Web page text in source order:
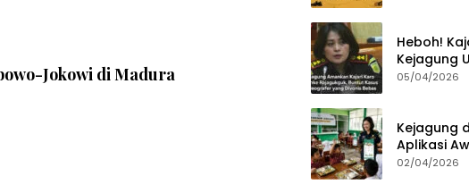
Jokowi di Madura
Heboh!
Kejagung
05/04/2026
Kejagung
Aplikasi
Begini
02/04/2026